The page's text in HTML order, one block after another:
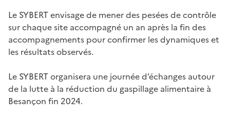
Le SYBERT envisage de mener des pesées de contrôle
sur chaque site accompagné un an après la fin des
accompagnements pour confirmer les dynamiques et
les résultats observés.
Le SYBERT organisera une journée d’échanges autour
de la lutte à la réduction du gaspillage alimentaire à
Besançon fin 2024.